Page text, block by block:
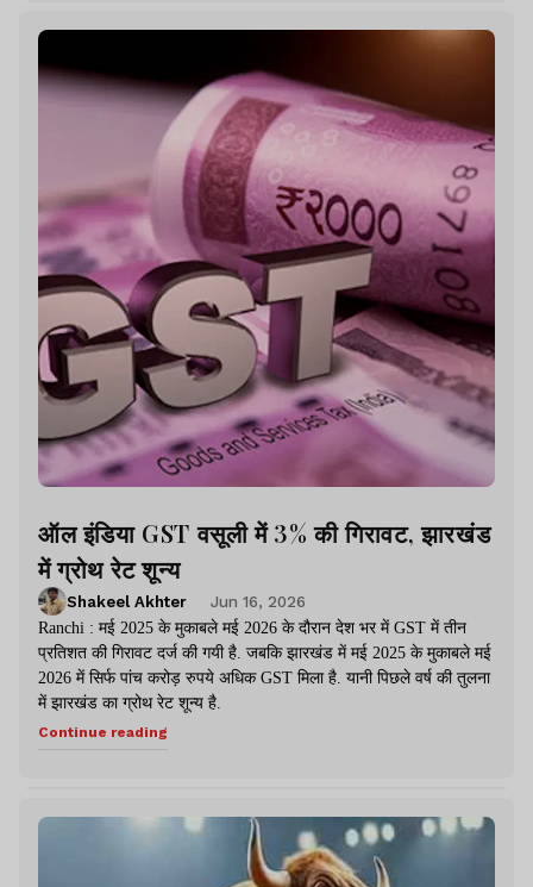
ऑल इंडिया GST वसूली में 3% की गिरावट, झारखंड
में ग्रोथ रेट शून्य
Shakeel Akhter
Jun 16, 2026
Ranchi : मई 2025 के मुकाबले मई 2026 के दौरान देश भर में GST में तीन
प्रतिशत की गिरावट दर्ज की गयी है. जबकि झारखंड में मई 2025 के मुकाबले मई
2026 में सिर्फ पांच करोड़ रुपये अधिक GST मिला है. यानी पिछले वर्ष की तुलना
में झारखंड का ग्रोथ रेट शून्य है.
Continue reading